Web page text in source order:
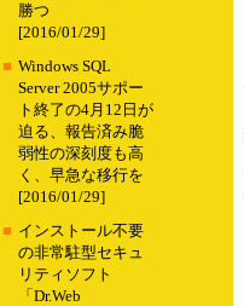
勝つ
[2016/01/29]
■ Windows SQL
Server 2005サポー
ト終了の4月12日が
迫る、報告済み脆
弱性の深刻度も高
く、早急な移行を
[2016/01/29]
■ インストール不要
の非常駐型セキュ
リティソフト
「Dr.Web